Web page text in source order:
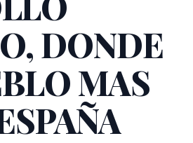
DONDE
MAS